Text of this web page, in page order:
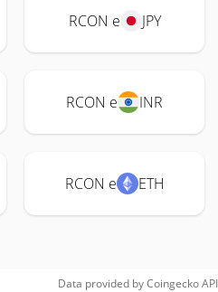
RCON e JPY
RCON e INR
RCON e ETH
Data provided byCoingeckoAPI